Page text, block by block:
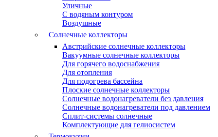
Уличные
С водяным контуром
Воздушные
Солнечные коллекторы
Австрийские солнечные коллекторы
Вакуумные солнечные коллекторы
Для горячего водоснабжения
Для отопления
Для подогрева бассейна
Плоские солнечные коллекторы
Солнечные водонагреватели без давления
Солнечные водонагреватели под давлением
Сплит-системы солнечные
Комплектующие для гелиосистем